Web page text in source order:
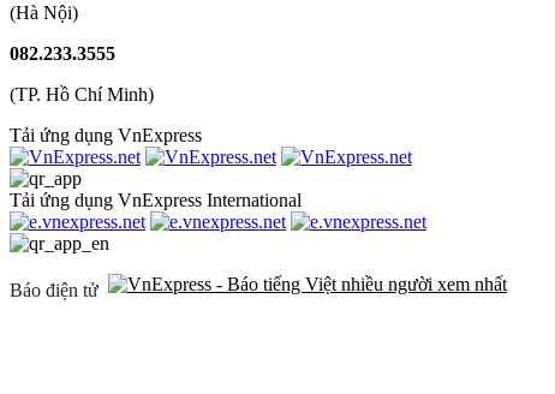
(Hà Nội)
082.233.3555
(TP. Hồ Chí Minh)
Tải ứng dụng VnExpress
Tải ứng dụng VnExpress International
Báo điện tử